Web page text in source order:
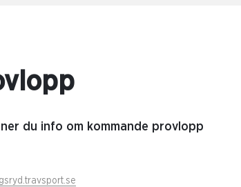
du info om kommande provlopp